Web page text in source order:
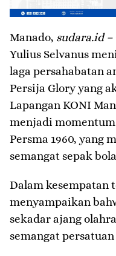
Manado, sudara.id –
Yulius Selvanus
laga persahabatan
Persija Glory yang
Lapangan KONI
menjadi
Persma 1960, yang
semangat sepak
Dalam kesempatan
menyampaikan
sekadar ajang
semangat